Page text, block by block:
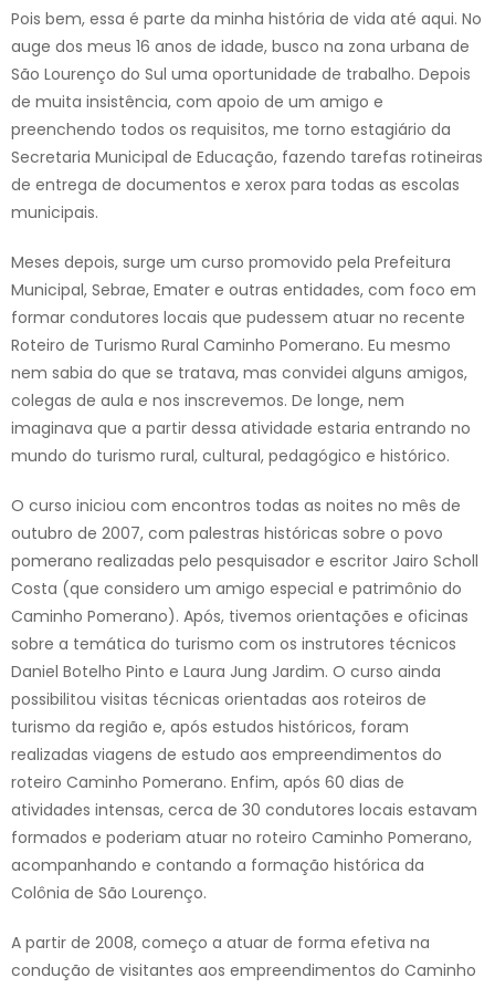
Pois bem, essa é parte da minha história de vida até aqui. No
auge dos meus 16 anos de idade, busco na zona urbana de
São Lourenço do Sul uma oportunidade de trabalho. Depois
de muita insistência, com apoio de um amigo e
preenchendo todos os requisitos, me torno estagiário da
Secretaria Municipal de Educação, fazendo tarefas rotineiras
de entrega de documentos e xerox para todas as escolas
municipais.
Meses depois, surge um curso promovido pela Prefeitura
Municipal, Sebrae, Emater e outras entidades, com foco em
formar condutores locais que pudessem atuar no recente
Roteiro de Turismo Rural Caminho Pomerano. Eu mesmo
nem sabia do que se tratava, mas convidei alguns amigos,
colegas de aula e nos inscrevemos. De longe, nem
imaginava que a partir dessa atividade estaria entrando no
mundo do turismo rural, cultural, pedagógico e histórico.
O curso iniciou com encontros todas as noites no mês de
outubro de 2007, com palestras históricas sobre o povo
pomerano realizadas pelo pesquisador e escritor Jairo Scholl
Costa (que considero um amigo especial e patrimônio do
Caminho Pomerano). Após, tivemos orientações e oficinas
sobre a temática do turismo com os instrutores técnicos
Daniel Botelho Pinto e Laura Jung Jardim. O curso ainda
possibilitou visitas técnicas orientadas aos roteiros de
turismo da região e, após estudos históricos, foram
realizadas viagens de estudo aos empreendimentos do
roteiro Caminho Pomerano. Enfim, após 60 dias de
atividades intensas, cerca de 30 condutores locais estavam
formados e poderiam atuar no roteiro Caminho Pomerano,
acompanhando e contando a formação histórica da
Colônia de São Lourenço.
A partir de 2008, começo a atuar de forma efetiva na
condução de visitantes aos empreendimentos do Caminho